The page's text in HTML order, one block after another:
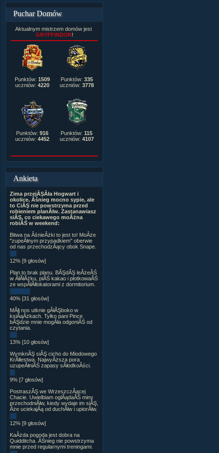
Puchar Domów
Aktualnym mistrzem domów jest
GRYFFINDOR!
Punktów: 1509
uczniów: 4220
Punktów: 335
uczniów: 3778
Punktów: 916
uczniów: 4452
Punktów: 115
uczniów: 4107
Ankieta
Zima przejĂŞÂła Hogwart i
okolice, Âśnieg mocno sypie, ale
to CiĂŞ nie powstrzyma przed
robieniem planĂłw. Zastanawiasz
siĂŞ, co ciekawego moÂżna
robiĂŚ w weekend:
Bitwa na ÂśnieÂżki to jest to! MoÂże
"zupeÂłnym przypadkiem" oberwie
od nas przechodzÂący obok Snape.
12% [9 głosów]
Plan to brak planu. BĂŞdĂŞ leÂżeĂŚ
w ÂłĂłÂżku, piĂŚ kakao i plotkowaĂŚ
ze wspĂłÂłlokatorami z dormitorium.
40% [31 głosów]
MĂłj nos utknie gÂłĂŞboko w
ksiÂąÂżkach. Tylko pani Pince
bĂŞdzie mnie mogÂła odgoniĂŚ od
czytania.
13% [10 głosów]
WymknĂŞ siĂŞ cicho do Miodowego
KrĂłlestwa. NajwyÂższa pora
uzupeÂłniĂŚ zapasy sÂłodkoÂści.
9% [7 głosów]
PostraszĂŞ we WrzeszczÂącej
Chacie. Uwielbiam oglÂądaĂŚ miny
przechodniĂłw, kiedy wydaje im siĂŞ,
Âże uciekajÂą od duchĂłw i upiorĂłw.
12% [9 głosów]
KaÂżda pogoda jest dobra na
Quidditcha. ÂŚnieg nie powstrzyma
mnie przed regularnymi treningami.